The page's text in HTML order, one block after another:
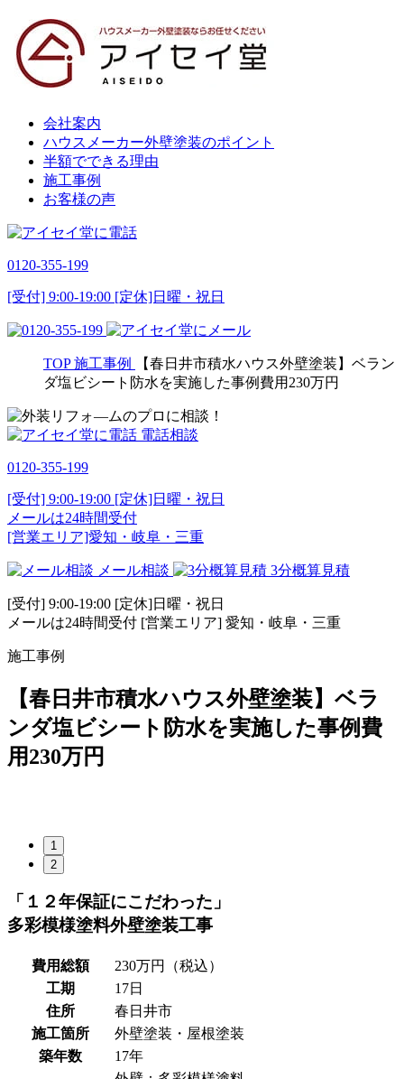
会社案内
ハウスメーカー外壁塗装のポイント
半額でできる理由
施工事例
お客様の声
0120-355-199
[受付] 9:00-19:00 [定休]日曜・祝日
TOP 施工事例
【春日井市積水ハウス外壁塗装】ベラン
ダ塩ビシート防水を実施した事例費用230万円
電話相談
0120-355-199
[受付] 9:00-19:00 [定休]日曜・祝日
メールは24時間受付
[営業エリア]愛知・岐阜・三重
メール相談 3分概算見積
[受付] 9:00-19:00 [定休]日曜・祝日
メールは24時間受付 [営業エリア] 愛知・岐阜・三重
施工事例
【春日井市積水ハウス外壁塗装】ベラ
ンダ塩ビシート防水を実施した事例費
用230万円
1
2
「１２年保証にこだわった」
多彩模様塗料外壁塗装工事
費用総額
230万円（税込）
工期
17日
住所
春日井市
施工箇所
外壁塗装・屋根塗装
築年数
17年